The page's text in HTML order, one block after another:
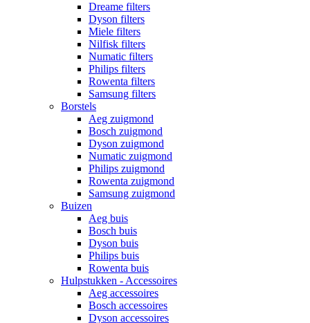
Dreame filters
Dyson filters
Miele filters
Nilfisk filters
Numatic filters
Philips filters
Rowenta filters
Samsung filters
Borstels
Aeg zuigmond
Bosch zuigmond
Dyson zuigmond
Numatic zuigmond
Philips zuigmond
Rowenta zuigmond
Samsung zuigmond
Buizen
Aeg buis
Bosch buis
Dyson buis
Philips buis
Rowenta buis
Hulpstukken - Accessoires
Aeg accessoires
Bosch accessoires
Dyson accessoires